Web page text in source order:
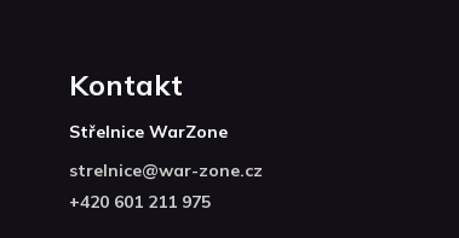
Kontakt
Střelnice WarZone
strelnice@war-zone.cz
+420 601 211 975